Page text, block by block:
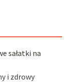
sałatki na
i zdrowy